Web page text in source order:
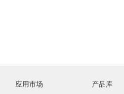
应用市场 产品库